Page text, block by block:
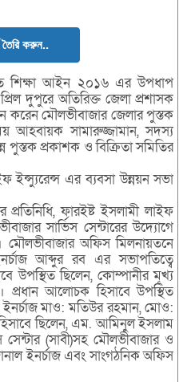
তৈরি করুন..
শিক্ষা আইন ২০১৬ এর উপধাপ
দুপুরে অতিরিক্ত জেলা প্রশাসক
করেন মৌলভীবাজার জেলার পুস্তক
আহবায়ক সামারুজ্জামান, সদস্য
পুস্তক প্রকাশক ও বিক্রিতা সমিতির
ইন্স্যুরেন্স এর ব্যবসা উন্নয়ন সভা
ফারইষ্ট ইসলামী লাইফ
সার্ভিস সেন্টারের উদ্যোগে
মৌলভীবাজার অফিস মিলনায়তনে
আব্দুর রব এর সভাপতিত্বে
উপস্থিত ছিলেন, কোম্পানীর মূখ্য
। প্রধান আলোচক হিসাবে উপস্থিত
ইনর্চাজ মাও: মতিউর রহমান, মোও:
ছিলেন, এম. আমিনুল ইসলাম
সেন্টার (সাবী)সহ মৌলভীবাজার ও
ইনর্চাজ এবং সাংগঠনিক অফিস